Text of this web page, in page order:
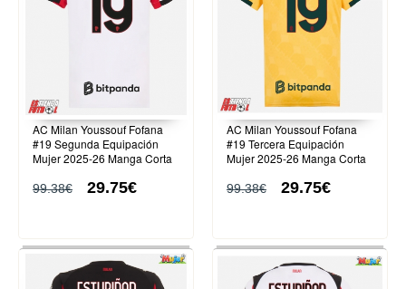
AC Milan Youssouf Fofana
#19 Segunda Equipación
Mujer 2025-26 Manga Corta
99.38€ 29.75€
AC Milan Youssouf Fofana
#19 Tercera Equipación
Mujer 2025-26 Manga Corta
99.38€ 29.75€